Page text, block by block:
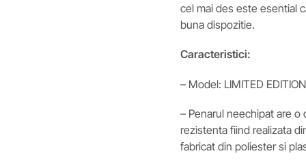
cel mai des este esential
buna dispozitie.
Caracteristici:
– Model: LIMITED
– Penarul neechipat are
rezistenta fiind realizata
fabricat din poliester si